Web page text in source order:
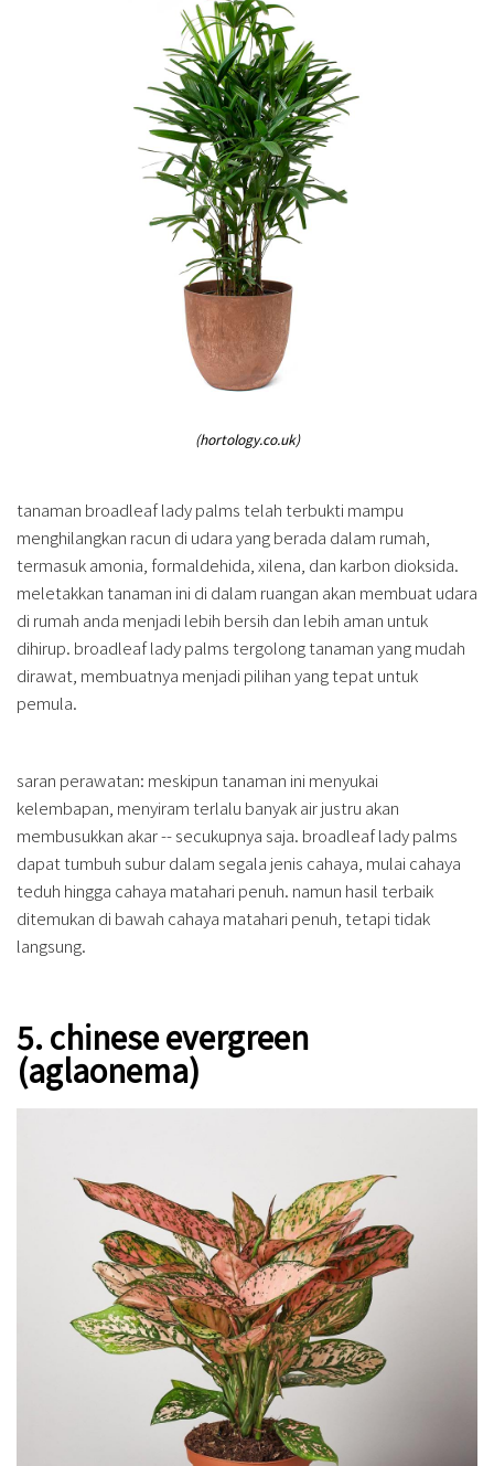
(hortology.co.uk)
tanaman broadleaf lady palms telah terbukti mampu
menghilangkan racun di udara yang berada dalam rumah,
termasuk amonia, formaldehida, xilena, dan karbon dioksida.
meletakkan tanaman ini di dalam ruangan akan membuat udara
di rumah anda menjadi lebih bersih dan lebih aman untuk
dihirup. broadleaf lady palms tergolong tanaman yang mudah
dirawat, membuatnya menjadi pilihan yang tepat untuk
pemula.
saran perawatan: meskipun tanaman ini menyukai
kelembapan, menyiram terlalu banyak air justru akan
membusukkan akar -- secukupnya saja. broadleaf lady palms
dapat tumbuh subur dalam segala jenis cahaya, mulai cahaya
teduh hingga cahaya matahari penuh. namun hasil terbaik
ditemukan di bawah cahaya matahari penuh, tetapi tidak
langsung.
5. chinese evergreen
(aglaonema)